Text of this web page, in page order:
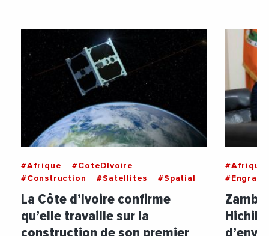
#Afrique
#CoteDIvoire
#Construction
#Satellites #Spatial
La Côte d’Ivoire confirme
qu’elle travaille sur la
#Afrique
#Engrais